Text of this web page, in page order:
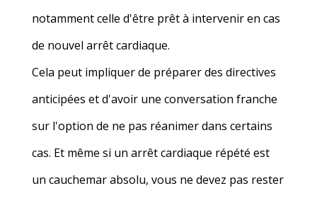
notamment celle d'être prêt à intervenir en cas
de nouvel arrêt cardiaque.
Cela peut impliquer de préparer des directives
anticipées et d'avoir une conversation franche
sur l'option de ne pas réanimer dans certains
cas. Et même si un arrêt cardiaque répété est
un cauchemar absolu, vous ne devez pas rester